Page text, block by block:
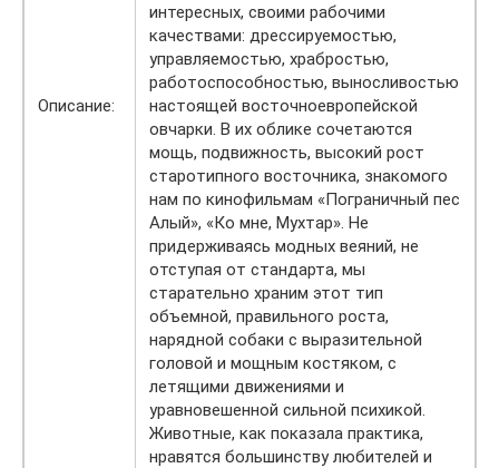
Описание:
интересных, своими рабочими
качествами: дрессируемостью,
управляемостью, храбростью,
работоспособностью, выносливостью
настоящей восточноевропейской
овчарки. В их облике сочетаются
мощь, подвижность, высокий рост
старотипного восточника, знакомого
нам по кинофильмам «Пограничный пес
Алый», «Ко мне, Мухтар». Не
придерживаясь модных веяний, не
отступая от стандарта, мы
старательно храним этот тип
объемной, правильного роста,
нарядной собаки с выразительной
головой и мощным костяком, с
летящими движениями и
уравновешенной сильной психикой.
Животные, как показала практика,
нравятся большинству любителей и